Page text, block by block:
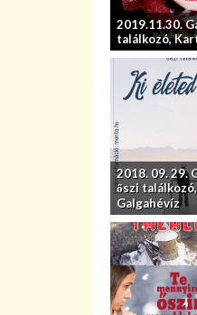
2019.11.30.
találkozó,
2018. 09. 29.
őszi találkozó,
Galgahévíz